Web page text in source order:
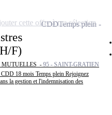
F)
MUTUELLES - 95 - SAINT-GRATIEN
18 mois Temps plein Rejoignez
la gestion et l'indemnisation des
CDDTemps plein
cette offre à ma sélection